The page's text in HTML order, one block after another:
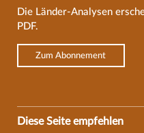
Die Länder-Analysen
PDF.
Zum Abonnement
Diese Seite empfehlen